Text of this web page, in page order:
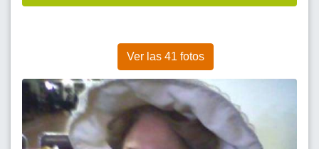
Ver las 41 fotos